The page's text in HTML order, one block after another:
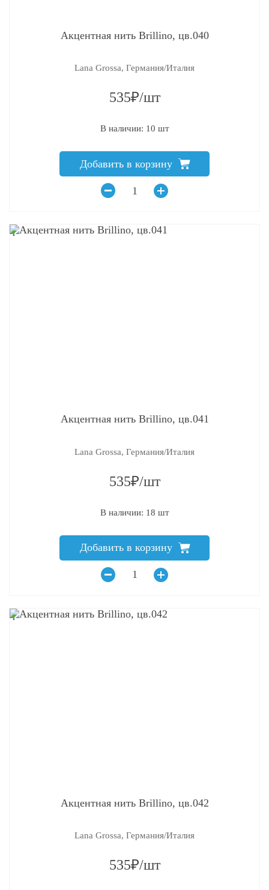
Акцентная нить Brillino, цв.040
Lana Grossa, Германия/Италия
535₽/шт
В наличии: 10 шт
Добавить в корзину
q
Акцентная нить Brillino, цв.041
Lana Grossa, Германия/Италия
535₽/шт
В наличии: 18 шт
Добавить в корзину
q
Акцентная нить Brillino, цв.042
Lana Grossa, Германия/Италия
535₽/шт